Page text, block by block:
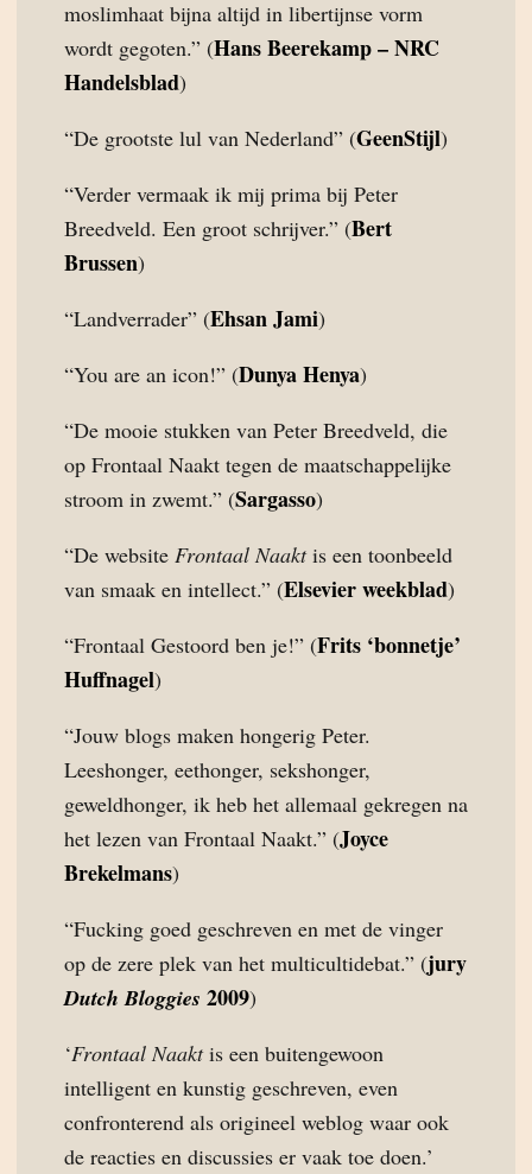
moslimhaat bijna altijd in libertijnse vorm
wordt gegoten.” (Hans Beerekamp – NRC
Handelsblad)
“De grootste lul van Nederland” (GeenStijl)
“Verder vermaak ik mij prima bij Peter
Breedveld. Een groot schrijver.” (Bert
Brussen)
“Landverrader” (Ehsan Jami)
“You are an icon!” (Dunya Henya)
“De mooie stukken van Peter Breedveld, die
op Frontaal Naakt tegen de maatschappelijke
stroom in zwemt.” (Sargasso)
“De website Frontaal Naaktis een toonbeeld
van smaak en intellect.” (Elsevier weekblad)
“Frontaal Gestoord ben je!” (Frits ‘bonnetje’
Huffnagel)
“Jouw blogs maken hongerig Peter.
Leeshonger, eethonger, sekshonger,
geweldhonger, ik heb het allemaal gekregen na
het lezen van Frontaal Naakt.” (Joyce
Brekelmans)
“Fucking goed geschreven en met de vinger
op de zere plek van het multicultidebat.” (jury
Dutch Bloggies 2009)
‘Frontaal Naaktis een buitengewoon
intelligent en kunstig geschreven, even
confronterend als origineel weblog waar ook
de reacties en discussies er vaak toe doen.’